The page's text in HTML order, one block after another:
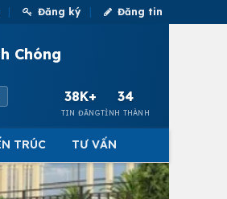
Đăng ký Đăng tin
Chóng
38K+
TIN ĐĂNG
34
TỈNH THÀNH
TRÚC TƯ VẤN